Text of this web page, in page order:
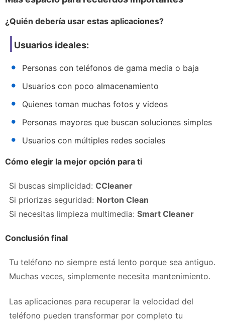
¿Quién debería usar estas aplicaciones?
Usuarios ideales:
Personas con teléfonos de gama media o baja
Usuarios con poco almacenamiento
Quienes toman muchas fotos y videos
Personas mayores que buscan soluciones simples
Usuarios con múltiples redes sociales
Cómo elegir la mejor opción para ti
Si buscas simplicidad: CCleaner
Si priorizas seguridad: Norton Clean
Si necesitas limpieza multimedia: Smart Cleaner
Conclusión final
Tu teléfono no siempre está lento porque sea antiguo.
Muchas veces, simplemente necesita mantenimiento.
Las aplicaciones para recuperar la velocidad del
teléfono pueden transformar por completo tu